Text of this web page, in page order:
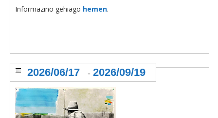
Informazino gehiago hemen.
2026/06/17 - 2026/09/19